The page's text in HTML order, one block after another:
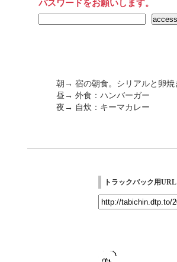
パスワードをお願いします。
朝→ 宿の朝食。シリアルと卵焼
昼→ 外食：ハンバーガー
夜→ 自炊：キーマカレー
トラックバック用URL